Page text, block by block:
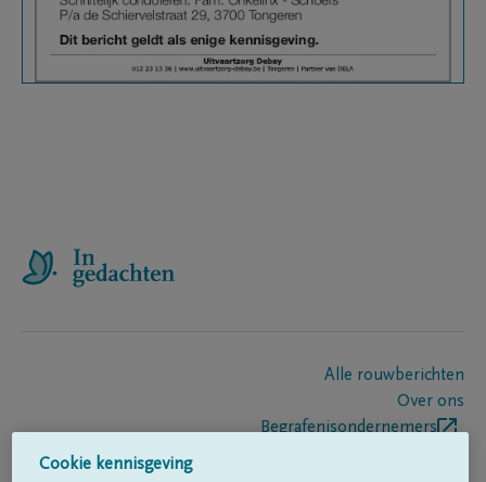
Alle rouwberichten
Over ons
Begrafenisondernemers
Cookie kennisgeving